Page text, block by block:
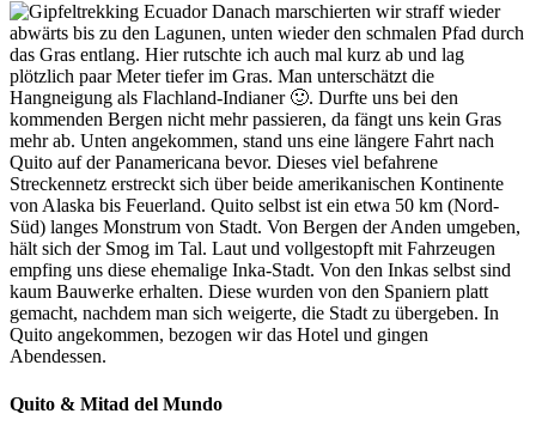
Danach marschierten wir straff wieder
abwärts bis zu den Lagunen, unten wieder den schmalen Pfad durch
das Gras entlang. Hier rutschte ich auch mal kurz ab und lag
plötzlich paar Meter tiefer im Gras. Man unterschätzt die
Hangneigung als Flachland-Indianer 🙂. Durfte uns bei den
kommenden Bergen nicht mehr passieren, da fängt uns kein Gras
mehr ab. Unten angekommen, stand uns eine längere Fahrt nach
Quito auf der Panamericana bevor. Dieses viel befahrene
Streckennetz erstreckt sich über beide amerikanischen Kontinente
von Alaska bis Feuerland. Quito selbst ist ein etwa 50 km (Nord-
Süd) langes Monstrum von Stadt. Von Bergen der Anden umgeben,
hält sich der Smog im Tal. Laut und vollgestopft mit Fahrzeugen
empfing uns diese ehemalige Inka-Stadt. Von den Inkas selbst sind
kaum Bauwerke erhalten. Diese wurden von den Spaniern platt
gemacht, nachdem man sich weigerte, die Stadt zu übergeben. In
Quito angekommen, bezogen wir das Hotel und gingen
Abendessen.
Quito & Mitad del Mundo